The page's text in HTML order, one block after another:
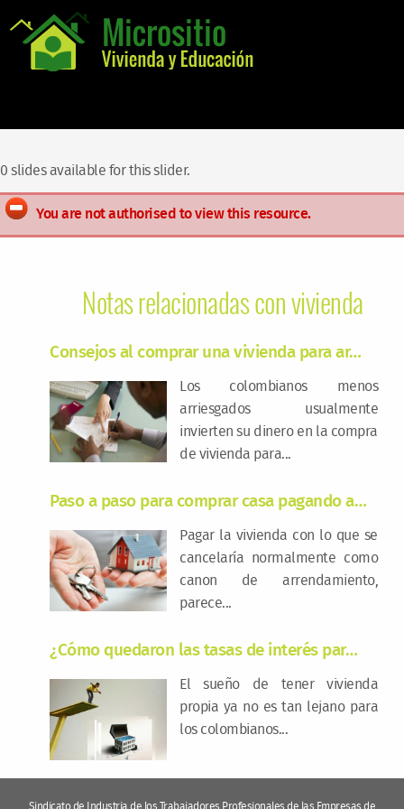
0 slides available for this slider.
You are not authorised to view this resource.
Notas relacionadas con vivienda
Consejos al comprar una vivienda para ar…
Los colombianos menos
arriesgados usualmente
invierten su dinero en la compra
de vivienda para...
Paso a paso para comprar casa pagando a…
Pagar la vivienda con lo que se
cancelaría normalmente como
canon de arrendamiento,
parece...
¿Cómo quedaron las tasas de interés par…
El sueño de tener vivienda
propia ya no es tan lejano para
los colombianos...